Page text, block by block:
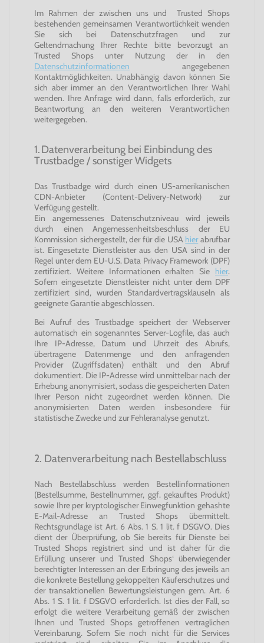
Im Rahmen der zwischen uns und Trusted Shops
bestehenden gemeinsamen Verantwortlichkeit wenden
Sie sich bei Datenschutzfragen und zur
Geltendmachung Ihrer Rechte bitte bevorzugt an
Trusted Shops unter Nutzung der in den
Datenschutzinformationen angegebenen
Kontaktmöglichkeiten. Unabhängig davon können Sie
sich aber immer an den Verantwortlichen Ihrer Wahl
wenden. Ihre Anfrage wird dann, falls erforderlich, zur
Beantwortung an den weiteren Verantwortlichen
weitergegeben.
1. Datenverarbeitung bei Einbindung des
Trustbadge / sonstiger Widgets
Das Trustbadge wird durch einen US-amerikanischen
CDN-Anbieter (Content-Delivery-Network) zur
Verfügung gestellt.
Ein angemessenes Datenschutzniveau wird jeweils
durch einen Angemessenheitsbeschluss der EU
Kommission sichergestellt, der für die USA hierabrufbar
ist. Eingesetzte Dienstleister aus den USA sind in der
Regel unter dem EU-U.S. Data Privacy Framework (DPF)
zertifiziert. Weitere Informationen erhalten Sie hier.
Sofern eingesetzte Dienstleister nicht unter dem DPF
zertifiziert sind, wurden Standardvertragsklauseln als
geeignete Garantie abgeschlossen.
Bei Aufruf des Trustbadge speichert der Webserver
automatisch ein sogenanntes Server-Logfile, das auch
Ihre IP-Adresse, Datum und Uhrzeit des Abrufs,
übertragene Datenmenge und den anfragenden
Provider (Zugriffsdaten) enthält und den Abruf
dokumentiert. Die IP-Adresse wird unmittelbar nach der
Erhebung anonymisiert, sodass die gespeicherten Daten
Ihrer Person nicht zugeordnet werden können. Die
anonymisierten Daten werden insbesondere für
statistische Zwecke und zur Fehleranalyse genutzt.
2. Datenverarbeitung nach Bestellabschluss
Nach Bestellabschluss werden Bestellinformationen
(Bestellsumme, Bestellnummer, ggf. gekauftes Produkt)
sowie Ihre per kryptologischer Einwegfunktion gehashte
E-Mail-Adresse an Trusted Shops übermittelt.
Rechtsgrundlage ist Art. 6 Abs. 1 S. 1 lit. f DSGVO. Dies
dient der Überprüfung, ob Sie bereits für Dienste bei
Trusted Shops registriert sind und ist daher für die
Erfüllung unserer und Trusted Shops‘ überwiegender
berechtigter Interessen an der Erbringung des jeweils an
die konkrete Bestellung gekoppelten Käuferschutzes und
der transaktionellen Bewertungsleistungen gem. Art. 6
Abs. 1 S. 1 lit. f DSGVO erforderlich. Ist dies der Fall, so
erfolgt die weitere Verarbeitung gemäß der zwischen
Ihnen und Trusted Shops getroffenen vertraglichen
Vereinbarung. Sofern Sie noch nicht für die Services